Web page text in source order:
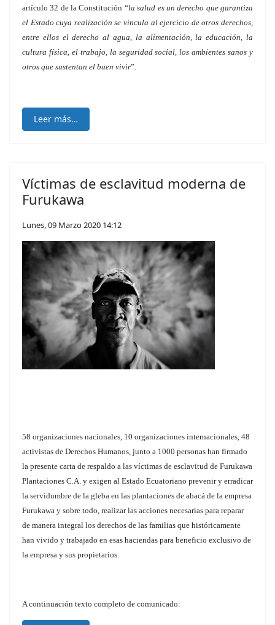
artículo 32 de la Constitución “la salud es un derecho que garantiza
el Estado cuya realización se vincula al ejercicio de otros derechos,
entre ellos el derecho al agua, la alimentación, la educación, la
cultura física, el trabajo, la seguridad social, los ambientes sanos y
otros que sustentan el buen vivir”.
Leer más…
Víctimas de esclavitud moderna de
Furukawa
Lunes, 09 Marzo 2020 14:12
58 organizaciones nacionales, 10 organizaciones internacionales, 48
activistas de Derechos Humanos, junto a 1000 personas han firmado
la presente carta de respaldo a las víctimas de esclavitud de Furukawa
Plantaciones C.A. y exigen al Estado Ecuatoriano prevenir y erradicar
la servidumbre de la gleba en las plantaciones de abacá de la empresa
Furukawa y sobre todo, realizar las acciones necesarias para reparar
de manera integral los derechos de las familias que históricamente
han vivido y trabajado en esas haciendas para beneficio exclusivo de
la empresa y sus propietarios.
A continuación texto completo de comunicado: